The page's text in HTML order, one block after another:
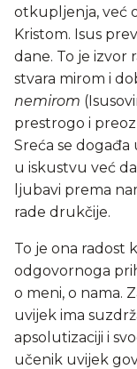
otkupljenja, već
Kristom. Isus
dane. To je izvor
stvara mirom i
nemirom
prestrogo i
Sreća se
u iskustvu već
ljubavi prema
rade drukčije.
To je ona radost
odgovornoga
o meni, o nama.
uvijek ima
apsolutizaciji i
učenik uvijek